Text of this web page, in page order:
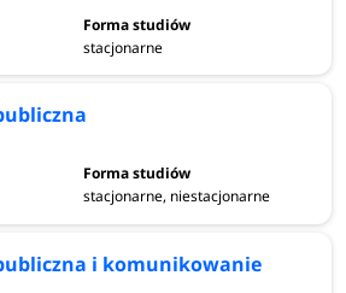
stacjonarne
stacjonarne, niestacjonarne
i komunikowanie